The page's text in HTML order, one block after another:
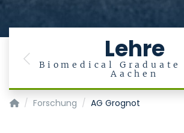
Lehre
Biomedical Graduate
Aachen
Previous
Institut für Medizinische Mikrobiologie
Forschung AG Grognot